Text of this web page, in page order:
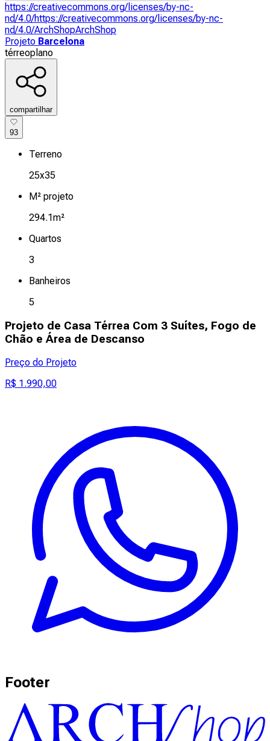
https://creativecommons.org/licenses/by-nc-
nd/4.0/https://creativecommons.org/licenses/by-nc-
nd/4.0/ArchShopArchShop
Projeto Barcelona
térreoplano
compartilhar
93
Terreno
25x35
M² projeto
294.1m²
Quartos
3
Banheiros
5
Projeto de Casa Térrea Com 3 Suítes, Fogo de
Chão e Área de Descanso
Preço do Projeto
R$ 1.990,00
Footer